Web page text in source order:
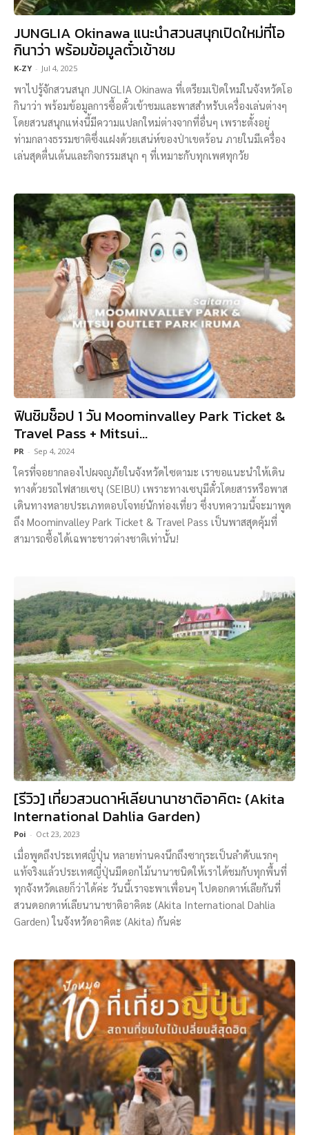
JUNGLIA Okinawa แนะนำสวนสนุกเปิดใหม่ที่โอ
กินาว่า พร้อมข้อมูลตั๋วเข้าชม
K-ZY - Jul 4, 2025
พาไปรู้จักสวนสนุก JUNGLIA Okinawa ที่เตรียมเปิดใหม่ในจังหวัดโอ
กินาว่า พร้อมข้อมูลการซื้อตั๋วเข้าชมและพาสสำหรับเครื่องเล่นต่างๆ
โดยสวนสนุกแห่งนี้มีความแปลกใหม่ต่างจากที่อื่นๆ เพราะตั้งอยู่
ท่ามกลางธรรมชาติซึ่งแฝงด้วยเสน่ห์ของป่าเขตร้อน ภายในมีเครื่อง
เล่นสุดตื่นเต้นและกิจกรรมสนุก ๆ ที่เหมาะกับทุกเพศทุกวัย
ฟินชิมช็อป 1 วัน Moominvalley Park Ticket &
Travel Pass + Mitsui...
PR - Sep 4, 2024
ใครที่จอยากลองไปผจญภัยในจังหวัดไซตามะ เราขอแนะนำให้เดิน
ทางด้วยรถไฟสายเซบุ (SEIBU) เพราะทางเซบุมีตั๋วโดยสารหรือพาส
เดินทางหลายประเภทตอบโจทย์นักท่องเที่ยว ซึ่งบทความนี้จะมาพูด
ถึง Moominvalley Park Ticket & Travel Pass เป็นพาสสุดคุ้มที่
สามารถซื้อได้เฉพาะชาวต่างชาติเท่านั้น!
[รีวิว] เที่ยวสวนดาห์เลียนานาชาติอาคิตะ (Akita
International Dahlia Garden)
Poi - Oct 23, 2023
เมื่อพูดถึงประเทศญี่ปุ่น หลายท่านคงนึกถึงซากุระเป็นลำดับแรกๆ
แท้จริงแล้วประเทศญี่ปุ่นมีดอกไม้นานาชนิดให้เราได้ชมกับทุกพื้นที่
ทุกจังหวัดเลยก็ว่าได้ค่ะ วันนี้เราจะพาเพื่อนๆ ไปดอกดาห์เลียกันที่
สวนดอกดาห์เลียนานาชาติอาคิตะ (Akita International Dahlia
Garden) ในจังหวัดอาคิตะ (Akita) กันค่ะ